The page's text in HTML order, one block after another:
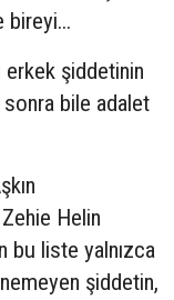
bireyi...
erkek şiddetinin
bile adalet
Helin
bu liste yalnızca
şiddetin,